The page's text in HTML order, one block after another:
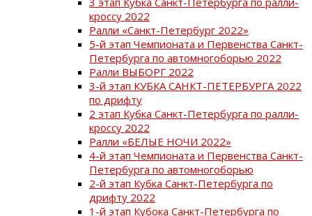
кроссу 2022
Ралли «Санкт-Петербург 2022»
5-й этап Чемпионата и Первенства Санкт-
Петербурга по автомногоборью 2022
Ралли ВЫБОРГ 2022
3-й этап КУБКА САНКТ-ПЕТЕРБУРГА 2022
по дрифту
2 этап Кубка Санкт-Петербурга по ралли-
кроссу 2022
Ралли «БЕЛЫЕ НОЧИ 2022»
4-й этап Чемпионата и Первенства Санкт-
Петербурга по автомногоборью
2-й этап Кубка Санкт-Петербурга по
дрифту 2022
1-й этап Кубока Санкт-Петербурга по